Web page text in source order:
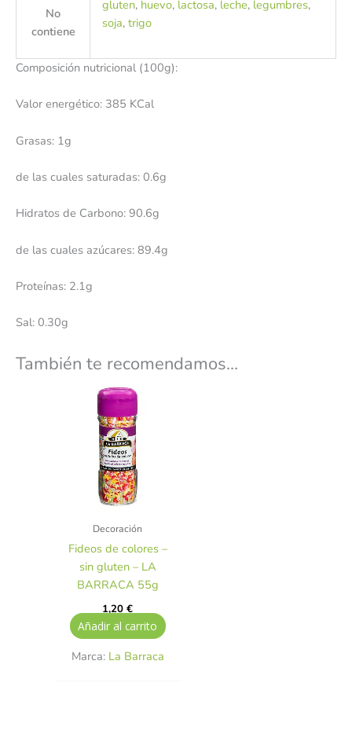
No
contiene
gluten, huevo, lactosa, leche, legumbres,
soja, trigo
Composición nutricional (100g):
Valor energético: 385 KCal
Grasas: 1g
de las cuales saturadas: 0.6g
Hidratos de Carbono: 90.6g
de las cuales azúcares: 89.4g
Proteínas: 2.1g
Sal: 0.30g
También te recomendamos…
Decoración
Fideos de colores –
sin gluten – LA
BARRACA 55g
1,20€
Añadir al carrito
Marca: La Barraca